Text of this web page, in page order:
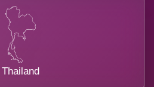
Thailand